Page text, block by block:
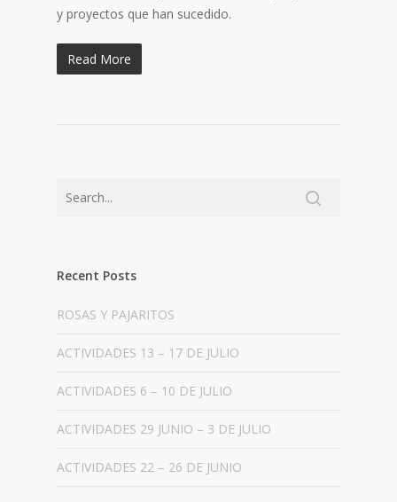
y proyectos que han sucedido.
Read More
Recent Posts
ROSAS Y PAJARITOS
ACTIVIDADES 13 – 17 DE JULIO
ACTIVIDADES 6 – 10 DE JULIO
ACTIVIDADES 29 JUNIO – 3 DE JULIO
ACTIVIDADES 22 – 26 DE JUNIO